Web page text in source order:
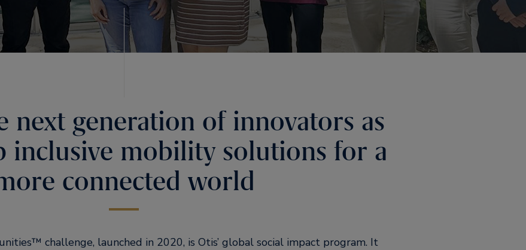
next generation of innovators as
inclusive mobility solutions for a
connected world
challenge, launched in 2020, is Otis’ global social impact program. It